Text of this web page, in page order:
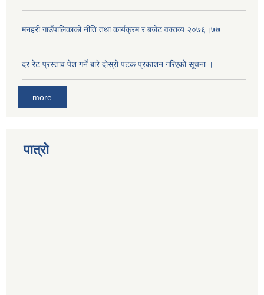
मनहरी गाउँपालिकाको नीति तथा कार्यक्रम र बजेट वक्तव्य २०७६।७७
दर रेट प्रस्ताव पेश गर्ने बारे दोस्रो पटक प्रकाशन गरिएको सूचना ।
more
पात्रो